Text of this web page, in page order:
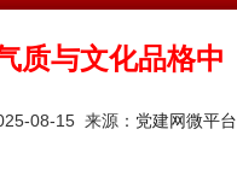
质与文化品格中
08-15 来源： 党建网微平台